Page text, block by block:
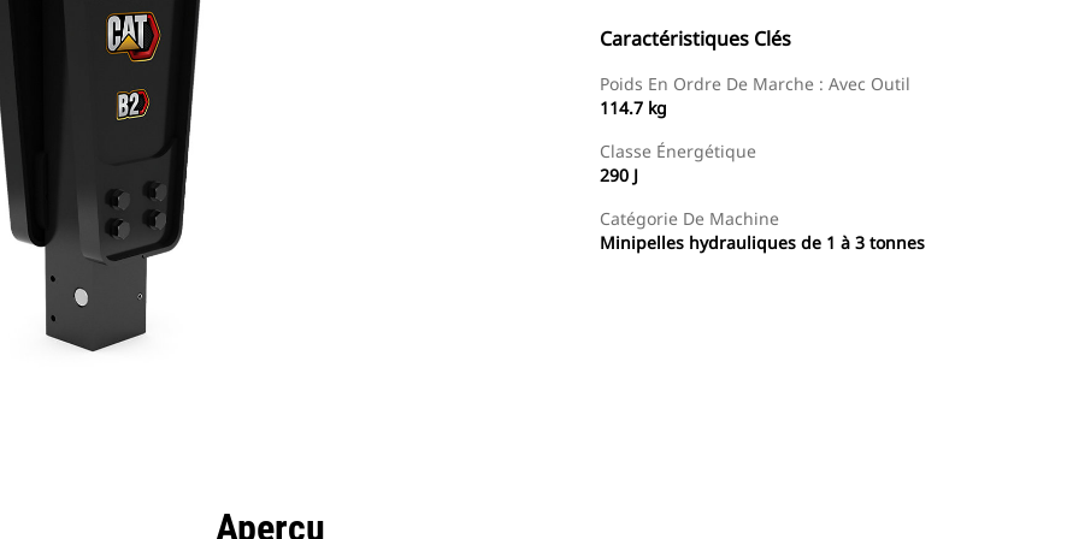
Caractéristiques Clés
Poids En Ordre De Marche : Avec Outil
114.7 kg
Classe Énergétique
290 J
Catégorie De Machine
Minipelles hydrauliques de 1 à 3 tonnes
Aperçu